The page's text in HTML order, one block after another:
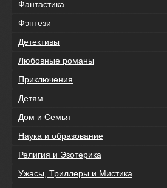
Фантастика
Фэнтези
Детективы
Любовные романы
Приключения
Детям
Дом и Семья
Наука и образование
Религия и Эзотерика
Ужасы, Триллеры и Мистика